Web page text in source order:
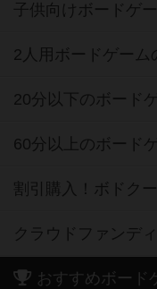
子供向けボードゲ
2人用ボードゲーム
20分以下のボード
60分以上のボード
割引購入！ボドク
クラウドファンデ
おすすめボード